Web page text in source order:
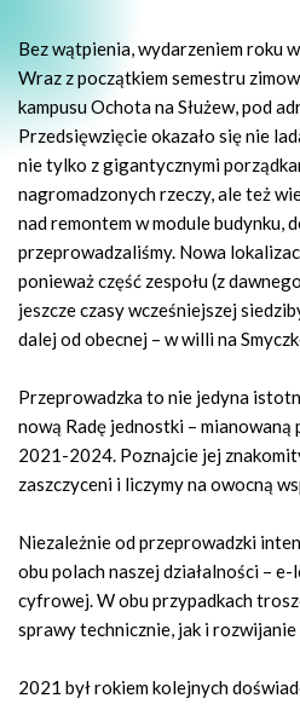
Bez wątpienia, wydarzeniem roku
Wraz z początkiem semestru
kampusu Ochota na Służew, pod
Przedsięwzięcie okazało się nie
nie tylko z gigantycznymi
nagromadzonych rzeczy, ale też
nad remontem w module budynku,
przeprowadzaliśmy. Nowa
ponieważ część zespołu (z
jeszcze czasy wcześniejszej
dalej od obecnej – w willi na
Przeprowadzka to nie jedyna
nową Radę jednostki – mianowaną
2021-2024. Poznajcie jej
zaszczyceni i liczymy na owocną
Niezależnie od przeprowadzki
obu polach naszej działalności –
cyfrowej. W obu przypadkach
sprawy technicznie, jak i
2021 był rokiem kolejnych